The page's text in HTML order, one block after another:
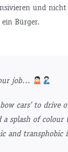
und
Bürger.
job…
cars’ to drive
a splash of
and transphobic